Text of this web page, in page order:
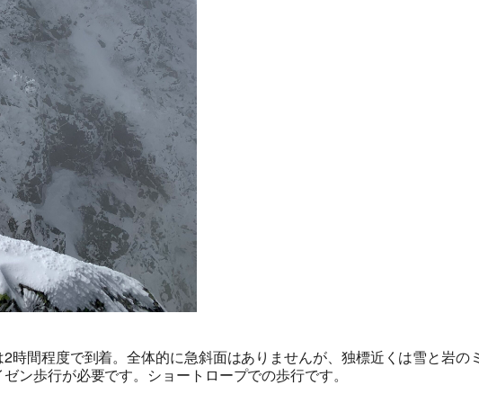
時間程度で到着。全体的に急斜面はありませんが、独標近くは雪と岩の
ン歩行が必要です。ショートロープでの歩行です。
旅行条件（要旨）